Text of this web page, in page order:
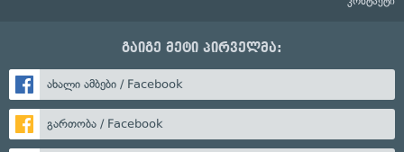
გაიგე მეტი პირველმა:
ახალი ამბები / Facebook
გართობა / Facebook